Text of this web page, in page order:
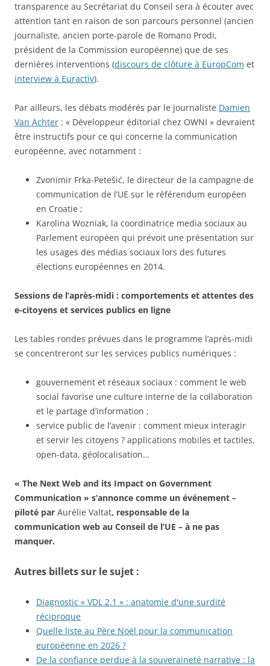
transparence au Secrétariat du Conseil sera à écouter avec
attention tant en raison de son parcours personnel (ancien
journaliste, ancien porte-parole de Romano Prodi,
président de la Commission européenne) que de ses
dernières interventions (discours de clôture à EuropCom et
interview à Euractiv).
Par ailleurs, les débats modérés par le journaliste Damien
Van Achter : « Développeur éditorial chez OWNI » devraient
être instructifs pour ce qui concerne la communication
européenne, avec notamment :
Zvonimir Frka-Petešić, le directeur de la campagne de
communication de l’UE sur le référendum européen
en Croatie ;
Karolina Wozniak, la coordinatrice media sociaux au
Parlement européen qui prévoit une présentation sur
les usages des médias sociaux lors des futures
élections européennes en 2014.
Sessions de l’après-midi : comportements et attentes des
e-citoyens et services publics en ligne
Les tables rondes prévues dans le programme l’après-midi
se concentreront sur les services publics numériques :
gouvernement et réseaux sociaux : comment le web
social favorise une culture interne de la collaboration
et le partage d’information ;
service public de l’avenir : comment mieux interagir
et servir les citoyens ? applications mobiles et tactiles,
open-data, géolocalisation…
« The Next Web and its Impact on Government
Communication » s’annonce comme un événement –
piloté par Aurélie Valtat, responsable de la
communication web au Conseil de l’UE – à ne pas
manquer.
Autres billets sur le sujet :
Diagnostic « VDL 2.1 » : anatomie d'une surdité
réciproque
Quelle liste au Père Noël pour la communication
européenne en 2026 ?
De la confiance perdue à la souveraineté narrative : la